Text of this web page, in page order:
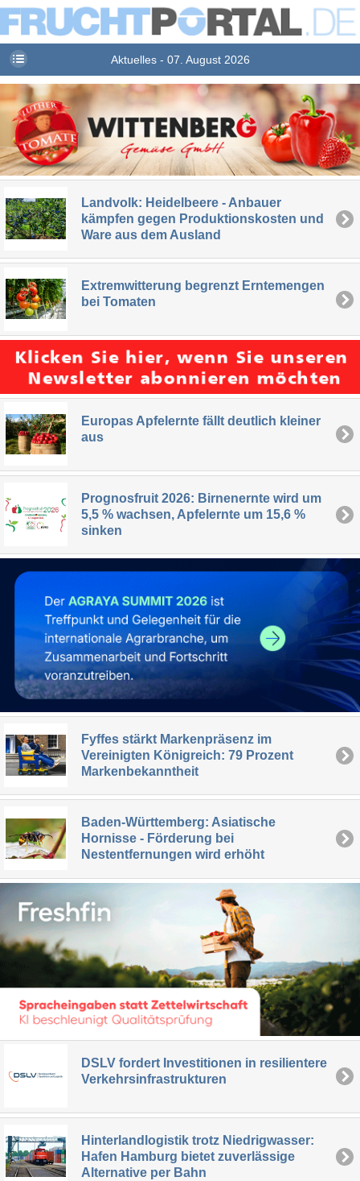
Aktuelles - 07. August 2026
Landvolk: Heidelbeere - Anbauer
kämpfen gegen Produktionskosten und
Ware aus dem Ausland
Extremwitterung begrenzt Erntemengen
bei Tomaten
Europas Apfelernte fällt deutlich kleiner
aus
Prognosfruit 2026: Birnenernte wird um
5,5 % wachsen, Apfelernte um 15,6 %
sinken
Fyffes stärkt Markenpräsenz im
Vereinigten Königreich: 79 Prozent
Markenbekanntheit
Baden-Württemberg: Asiatische
Hornisse - Förderung bei
Nestentfernungen wird erhöht
DSLV fordert Investitionen in resilientere
Verkehrsinfrastrukturen
Hinterlandlogistik trotz Niedrigwasser:
Hafen Hamburg bietet zuverlässige
Alternative per Bahn